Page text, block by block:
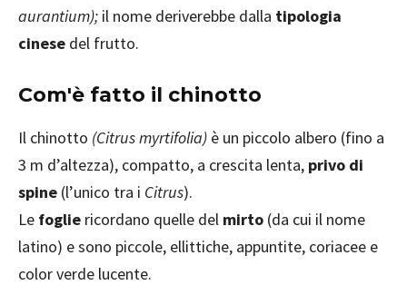
aurantium); il nome deriverebbe dalla tipologia
cinese del frutto.
Com'è fatto il chinotto
Il chinotto (Citrus myrtifolia) è un piccolo albero (fino a
3 m d’altezza), compatto, a crescita lenta, privo di
spine (l’unico tra i Citrus).
Le foglie ricordano quelle del mirto (da cui il nome
latino) e sono piccole, ellittiche, appuntite, coriacee e
color verde lucente.